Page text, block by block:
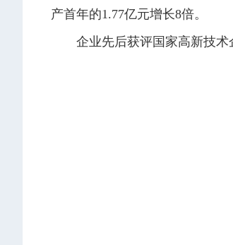
产首年的1.77亿元增长8倍。
企业先后获评国家高新技